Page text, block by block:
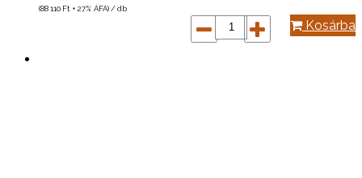
(88 110 Ft + 27% ÁFA) / db
Kosárba